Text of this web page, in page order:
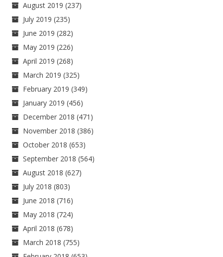
August 2019 (237)
July 2019 (235)
June 2019 (282)
May 2019 (226)
April 2019 (268)
March 2019 (325)
February 2019 (349)
January 2019 (456)
December 2018 (471)
November 2018 (386)
October 2018 (653)
September 2018 (564)
August 2018 (627)
July 2018 (803)
June 2018 (716)
May 2018 (724)
April 2018 (678)
March 2018 (755)